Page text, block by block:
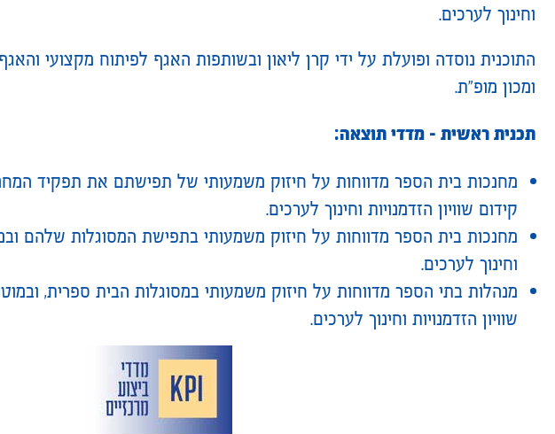
וחינוך לערכים.
התוכנית נוסדה ופועלת על ידי קרן ליאון ובשותפות האגף לפיתוח מקצועי
ומכון מופ״ת.
תכנית ראשית – מדדי תוצאה:
מחנכות בית הספר מדווחות על חיזוק משמעותי של תפישתם את תפקיד
קידום שוויון הזדמנויות וחינוך לערכים.
מחנכות בית הספר מדווחות על חיזוק משמעותי בתפישת המסוגלות שלהם
וחינוך לערכים.
מנהלות בתי הספר מדווחות על חיזוק משמעותי במסוגלות הבית ספרית,
שוויון הזדמנויות וחינוך לערכים.